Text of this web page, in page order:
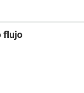
flujo